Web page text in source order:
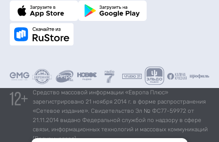
Средство массовой информации «Европа Плюс»
зарегистрировано 21 ноября 2014 г. в форме распространения
«Сетевое издание». Свидетельство Эл № ФС77-59972 от
21.11.2014 выдано Федеральной службой по надзору в сфере
связи, информационных технологий и массовых коммуникаций
(Роскомнадзор).